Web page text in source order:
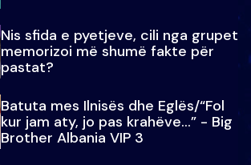
Nis sfida e pyetjeve, cili nga grupet
memorizoi më shumë fakte për
pastat?
Batuta mes Ilnisës dhe Eglës/“Fol
kur jam aty, jo pas krahëve…” - Big
Brother Albania VIP 3